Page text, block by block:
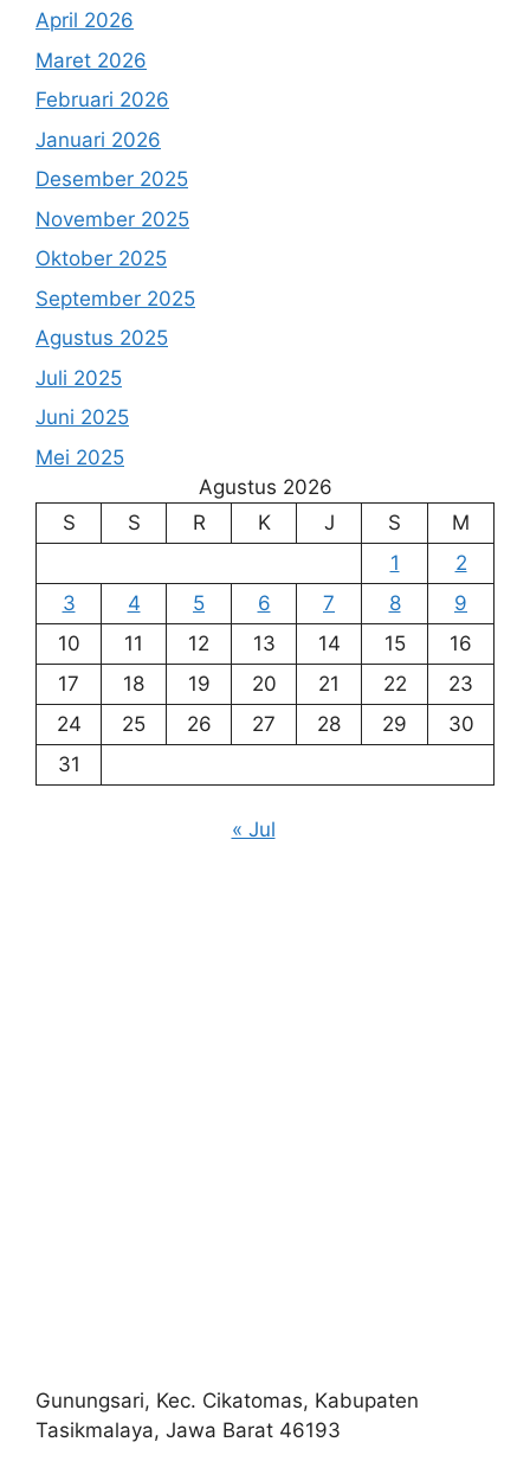
April 2026
Maret 2026
Februari 2026
Januari 2026
Desember 2025
November 2025
Oktober 2025
September 2025
Agustus 2025
Juli 2025
Juni 2025
Mei 2025
Agustus 2026
S
S R K J S
M
1
2
3
4 5 6 7 8
9
10
11 12 13 14 15
16
17
18 19 20 21 22
23
24
25 26 27 28 29
30
31
« Jul
Gunungsari, Kec. Cikatomas, Kabupaten
Tasikmalaya, Jawa Barat 46193